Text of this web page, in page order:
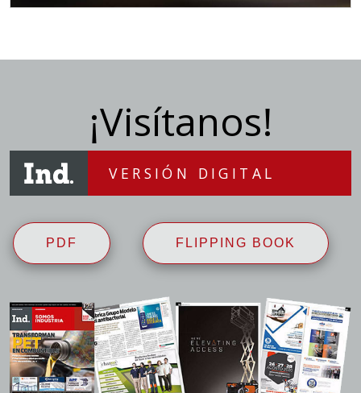
¡Visítanos!
VERSIÓN DIGITAL
PDF FLIPPING BOOK